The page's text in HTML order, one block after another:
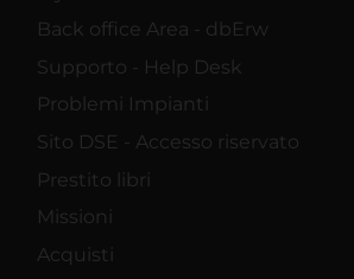
Back office Area - dbErw
Supporto - Help Desk
Problemi Impianti
Sito DSE - Accesso riservato
Prestito libri
Missioni
Acquisti